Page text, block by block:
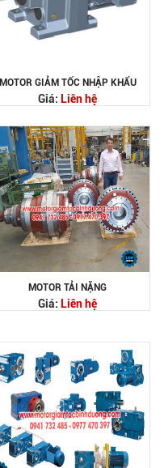
MOTOR GIẢM TỐC NHẬP KHẨU
Giá: Liên hệ
MOTOR TẢI NẶNG
Giá: Liên hệ